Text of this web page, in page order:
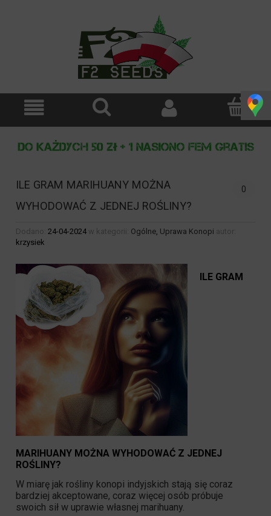
ILE GRAM MARIHUANY MOŻNA
WYHODOWAĆ Z JEDNEJ ROŚLINY?
0
Dodano: 24-04-2024 w kategorii: Ogólne, Uprawa Konopi autor:
krzysiek
ILE GRAM
MARIHUANY MOŻNA WYHODOWAĆ Z JEDNEJ
ROŚLINY?
W miarę jak rośliny konopi indyjskich stają się coraz
bardziej akceptowane, coraz więcej osób próbuje
swoich sił w uprawie własnej marihuany.